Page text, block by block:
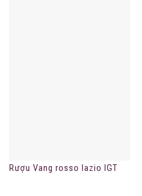
Rượu Vang rosso lazio IGT